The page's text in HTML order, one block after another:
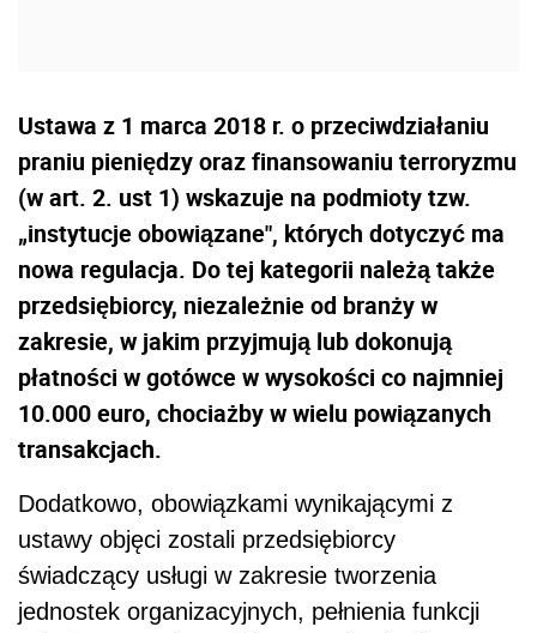
Ustawa z 1 marca 2018 r. o przeciwdziałaniu
praniu pieniędzy oraz finansowaniu terroryzmu
(w art. 2. ust 1) wskazuje na podmioty tzw.
„instytucje obowiązane", których dotyczyć ma
nowa regulacja. Do tej kategorii należą także
przedsiębiorcy, niezależnie od branży w
zakresie, w jakim przyjmują lub dokonują
płatności w gotówce w wysokości co najmniej
10.000 euro, chociażby w wielu powiązanych
transakcjach.
Dodatkowo, obowiązkami wynikającymi z
ustawy objęci zostali przedsiębiorcy
świadczący usługi w zakresie tworzenia
jednostek organizacyjnych, pełnienia funkcji